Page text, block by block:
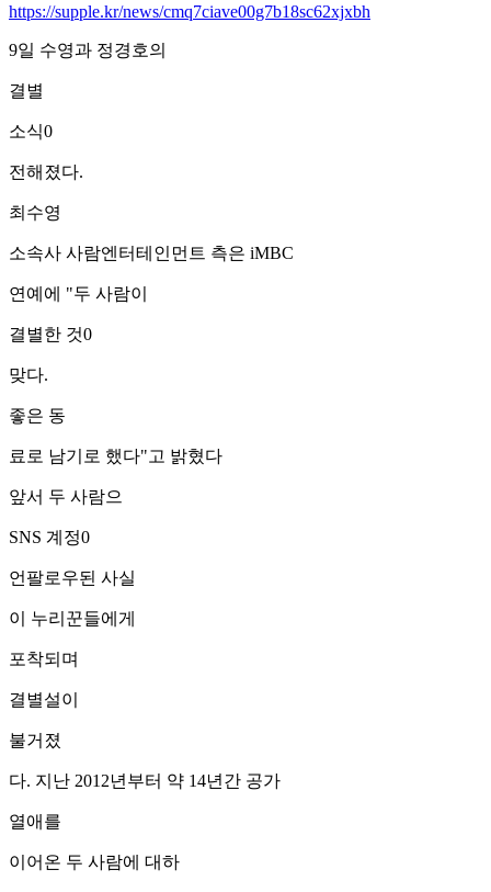
https://supple.kr/news/cmq7ciave00g7b18sc62xjxbh
9일 수영과 정경호의
결별
소식0
전해졌다.
최수영
소속사 사람엔터테인먼트 측은 iMBC
연예에 "두 사람이
결별한 것0
맞다.
좋은 동
료로 남기로 했다"고 밝혔다
앞서 두 사람으
SNS 계정0
언팔로우된 사실
이 누리꾼들에게
포착되며
결별설이
불거졌
다. 지난 2012년부터 약 14년간 공가
열애를
이어온 두 사람에 대하